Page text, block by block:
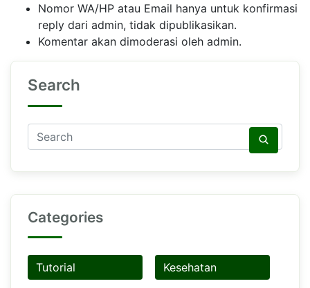
Nomor WA/HP atau Email hanya untuk konfirmasi
reply dari admin, tidak dipublikasikan.
Komentar akan dimoderasi oleh admin.
Search
Categories
Tutorial Kesehatan